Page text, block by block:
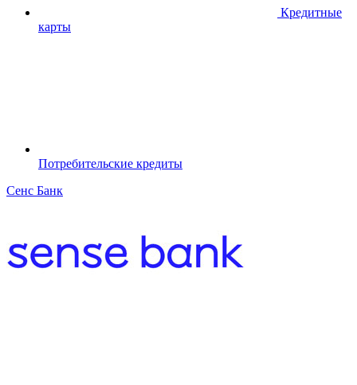
Кредитные
карты
Потребительские кредиты
Сенс Банк